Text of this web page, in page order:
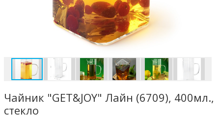
Чайник "GET&JOY" Лайн (6709), 400мл.,
стекло